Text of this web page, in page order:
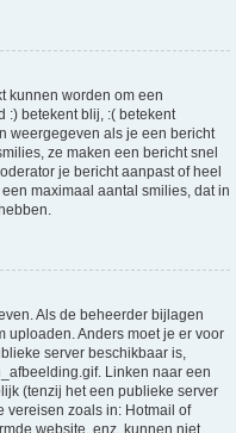
kunnen worden om een
:) betekent blij, :( betekent
weergegeven als je een bericht
ze maken een bericht snel
je bericht aanpast of heel
maximaal aantal smilies, dat in
Als de beheerder bijlagen
uploaden. Anders moet je er voor
server beschikbaar is,
Linken naar een
(tenzij het een publieke server
vereisen zoals in: Hotmail of
website, enz. kunnen niet